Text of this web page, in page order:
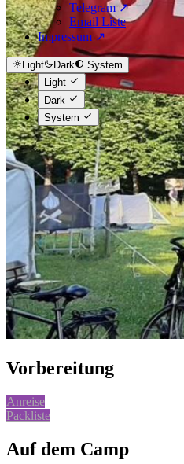
Telegram ↗
Email Liste
Impressum ↗
Light Dark
System
Light
Dark
System
Vorbereitung
Anreise
Packliste
Auf dem Camp